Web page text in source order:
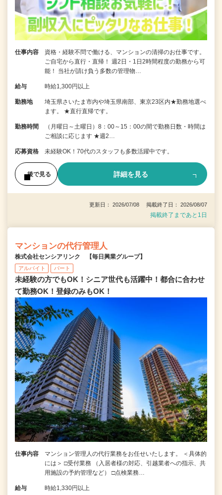
仕事内容
資格・経験不問で働ける、マンションの清掃のお仕事です。
ご自宅から直行・直帰！ 週2日・1日2時間程度の勤務から可
能！ 当社が請け負う多数の管理物…
給与 時給1,300円以上
勤務地
埼玉県さいたま市内や埼玉県南部、東京23区内★勤務地選べ
ます。 ★直行直帰です。
勤務時間
（月曜日～土曜日）8：00～15：00の間で勤務日数・時間は
ご相談に応じます ★週2…
応募資格 未経験OK！70代のスタッフも多数活躍中です。
後で見る 詳細を見る
更新日： 2026/07/08 掲載終了日： 2026/08/07
掲載終了まであと1日
マンションの代行管理人
株式会社センシアリンク 【毎日興業グループ】
アルバイト パート
未経験の方でもOK！シニア世代も活躍中！都合に合わせ
て勤務OK！登録のみもOK！
仕事内容
マンション管理人の代行業務をお任せいたします。 ＜具体的
には＞ □受付業務 （入居者様の対応、引越業者への指示、共
用施設の予約管理など） □点検業務…
給与 時給1,330円以上